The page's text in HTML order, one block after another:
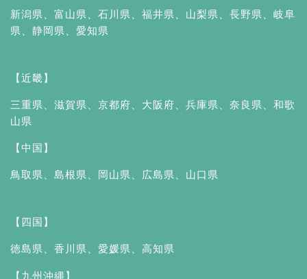
新潟県 富山県 石川県 福井県 山梨県 長野県
岐阜
県
静岡県 愛知県
【近畿】
三重県 滋賀県 京都府 大阪府 兵庫県 奈良県
和歌
山県
【中国】
鳥取県 島根県 岡山県 広島県 山口県
【四国】
徳島県、 香川県、 愛媛県、 高知県
【九州沖縄】